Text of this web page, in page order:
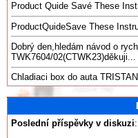
Product Quide Savé These
ProductQuideSave These
Dobrý den,hledám návod o
TWK7604/02(CTWK23)děkuji...
Chladiaci box do auta
Poslední příspěvky v diskuzi: